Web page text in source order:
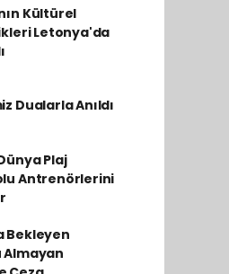
Kültürel
Letonya'da
Dualarla Anıldı
Plaj
Antrenörlerini
Bekleyen
Almayan